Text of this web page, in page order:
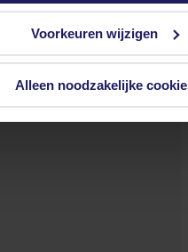
Voorkeuren wijzigen
Alleen noodzakelijke